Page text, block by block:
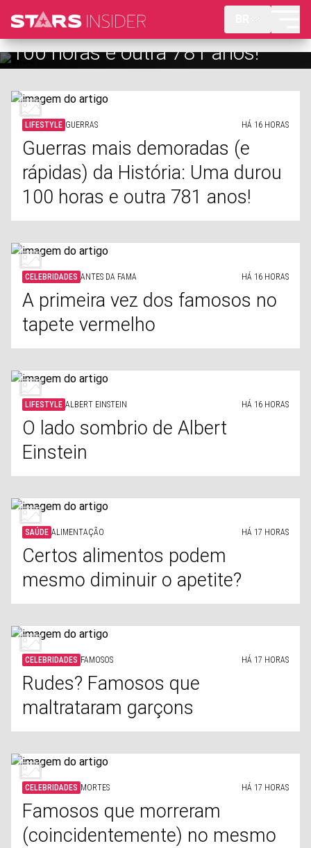
A primeira vez dos famosos no
tapete vermelho
LIFESTYLE GUERRAS HÁ 16 HORAS
Guerras mais demoradas (e
rápidas) da História: Uma durou
100 horas e outra 781 anos!
CELEBRIDADES ANTES DA FAMA HÁ 16 HORAS
A primeira vez dos famosos no
tapete vermelho
LIFESTYLE ALBERT EINSTEIN HÁ 16 HORAS
O lado sombrio de Albert
Einstein
SAÚDE ALIMENTAÇÃO HÁ 17 HORAS
Certos alimentos podem
mesmo diminuir o apetite?
CELEBRIDADES FAMOSOS HÁ 17 HORAS
Rudes? Famosos que
maltrataram garçons
CELEBRIDADES MORTES HÁ 17 HORAS
Famosos que morreram
(coincidentemente) no mesmo